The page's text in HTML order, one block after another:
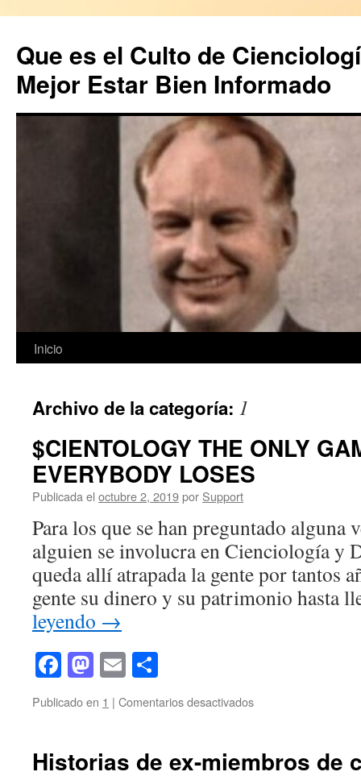
contenido
Que es el Culto de
Mejor Estar Bien Informado
Inicio
Archivo de la categoría: 1
$CIENTOLOGY THE ONLY
EVERYBODY LOSES
Publicada el octubre 2, 2019por Support
Para los que se han preguntado alguna
alguien se involucra en Cienciología y
queda allí atrapada la gente por tantos
gente su dinero y su patrimonio hasta
leyendo →
Facebook
Mastodon
Email
Publicado en 1 | Comentarios desactivadosen
ONLY
GAME
Historias de ex-miembros de